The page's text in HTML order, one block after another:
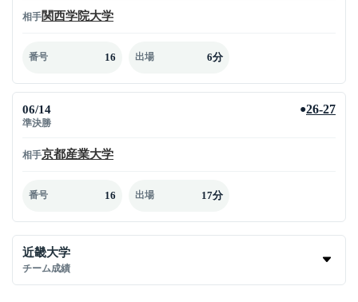
相手関西学院大学
番号 16 出場 6分
06/14
準決勝
●26-27
相手京都産業大学
番号 16 出場 17分
近畿大学
チーム成績